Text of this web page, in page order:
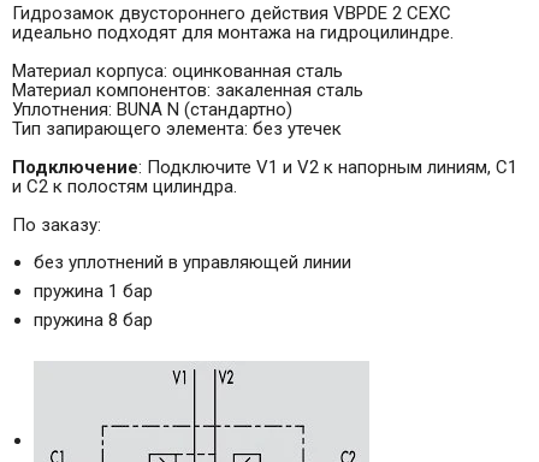
Гидрозамок двустороннего действия VBPDE 2 CEXC
идеально подходят для монтажа на гидроцилиндре.
Материал корпуса: оцинкованная сталь
Материал компонентов: закаленная сталь
Уплотнения: BUNA N (стандартно)
Тип запирающего элемента: без утечек
Подключение: Подключите V1 и V2 к напорным линиям, C1
и С2 к полостям цилиндра.
По заказу:
без уплотнений в управляющей линии
пружина 1 бар
пружина 8 бар